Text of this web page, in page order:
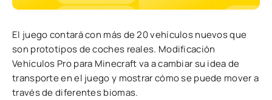
El juego contará con más de 20 vehículos nuevos que
son prototipos de coches reales. Modificación
Vehículos Pro para Minecraft va a cambiar su idea de
transporte en el juego y mostrar cómo se puede mover a
través de diferentes biomas.